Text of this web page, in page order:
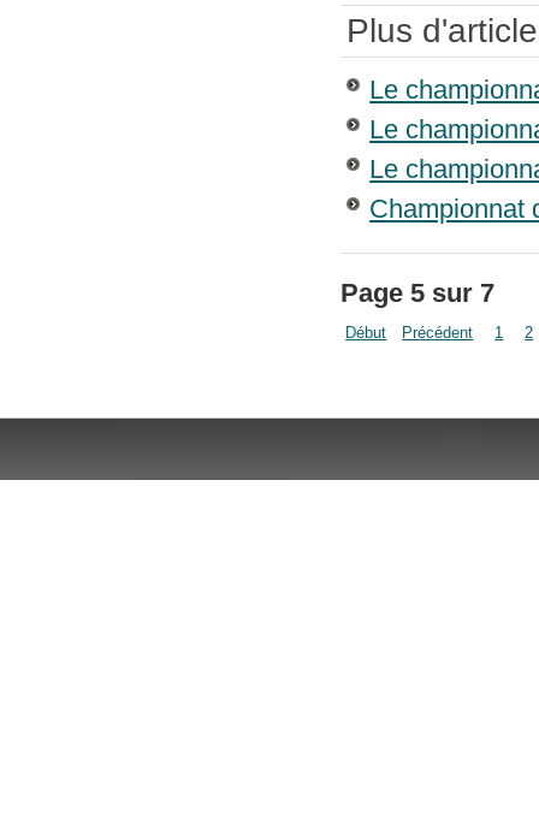
Plus
Le
Le
Le
Championnat
Page 5 sur 7
Début Précédent 1 2